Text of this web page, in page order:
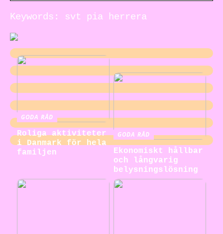
Keywords: svt pia herrera
GODA RÅD
Roliga aktiviteter
i Danmark för hela
familjen
GODA RÅD
Ekonomiskt hållbar
och långvarig
belysningslösning